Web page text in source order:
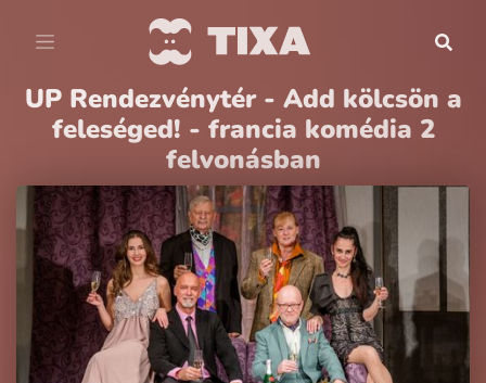
UP Rendezvénytér - Add kölcsön a
feleséged! - francia komédia 2
felvonásban